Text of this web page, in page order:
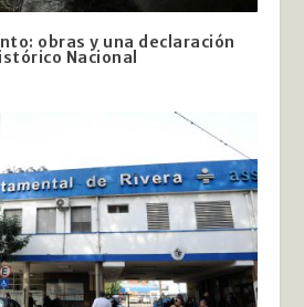
obras y una declaración
Nacional